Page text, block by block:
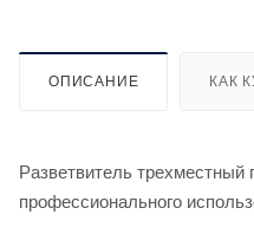
ОПИСАНИЕ КАК
Разветвитель трехместный
профессионального